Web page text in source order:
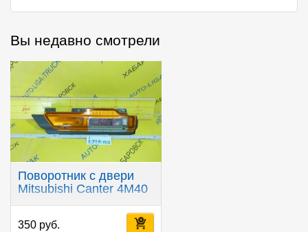
Вы недавно смотрели
Поворотник с двери
Mitsubishi Canter 4M40
350 руб.